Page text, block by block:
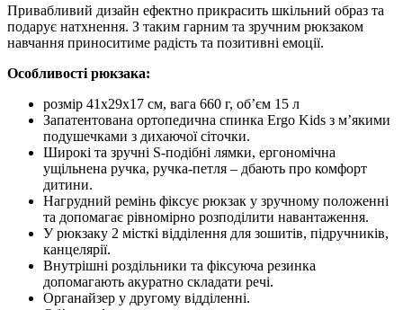
Привабливий дизайн ефектно прикрасить шкільний образ та
подарує натхнення. З таким гарним та зручним рюкзаком
навчання приноситиме радість та позитивні емоції.
Особливості рюкзака:
розмір 41x29x17 см, вага 660 г, об’єм 15 л
Запатентована ортопедична спинка Ergo Kids з м’якими
подушечками з дихаючої сіточки.
Широкі та зручні S-подібні лямки, ергономічна
ущільнена ручка, ручка-петля – дбають про комфорт
дитини.
Нагрудний ремінь фіксує рюкзак у зручному положенні
та допомагає рівномірно розподілити навантаження.
У рюкзаку 2 місткі відділення для зошитів, підручників,
канцелярії.
Внутрішні роздільники та фіксуюча резинка
допомагають акуратно складати речі.
Органайзер у другому відділенні.